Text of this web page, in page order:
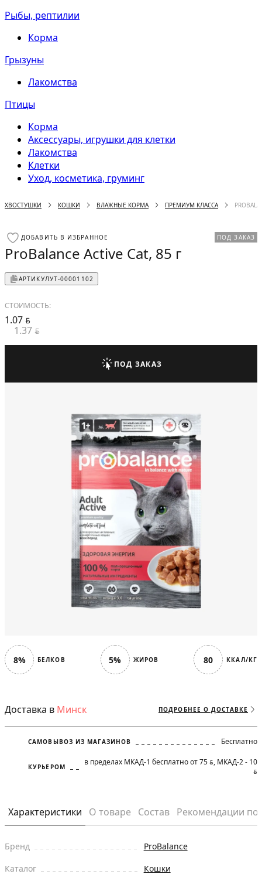
Рыбы, рептилии
Корма
Грызуны
Лакомства
Птицы
Корма
Аксессуары, игрушки для клетки
Лакомства
Клетки
Уход, косметика, груминг
ХВОСТУШКИ КОШКИ ВЛАЖНЫЕ КОРМА ПРЕМИУМ КЛАССА
8% БЕЛКОВ 5% ЖИРОВ 80 ККАЛ/КГ
Доставка в Минск ПОДРОБНЕЕ О ДОСТАВКЕ
САМОВЫВОЗ ИЗ МАГАЗИНОВ Бесплатно
КУРЬЕРОМ в пределах МКАД-1 бесплатно от 75 BYN, МКАД-2 - 10
BYN
Характеристики О товаре Состав Рекомендации
Бренд
ProBalance
Каталог
Кошки
ДОБАВИТЬ В ИЗБРАННОЕ ПОД ЗАКАЗ
ProBalance Active Cat, 85 г
АРТИКУЛУТ-00001102
СТОИМОСТЬ:
1.07 BYN
1.37 BYN
ПОД ЗАКАЗ